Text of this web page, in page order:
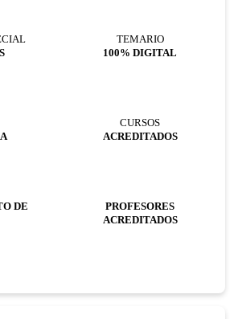
TEMARIO
100% DIGITAL
CURSOS
ACREDITADOS
DE
PROFESORES
ACREDITADOS